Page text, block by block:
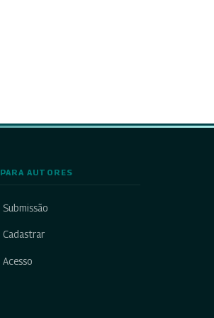
PARA AUTORES
Submissão
Cadastrar
Acesso